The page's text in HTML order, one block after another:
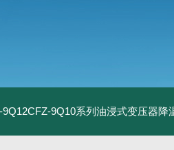
9Q10系列油浸式变压器降